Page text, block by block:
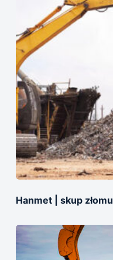
Hanmet | skup złomu